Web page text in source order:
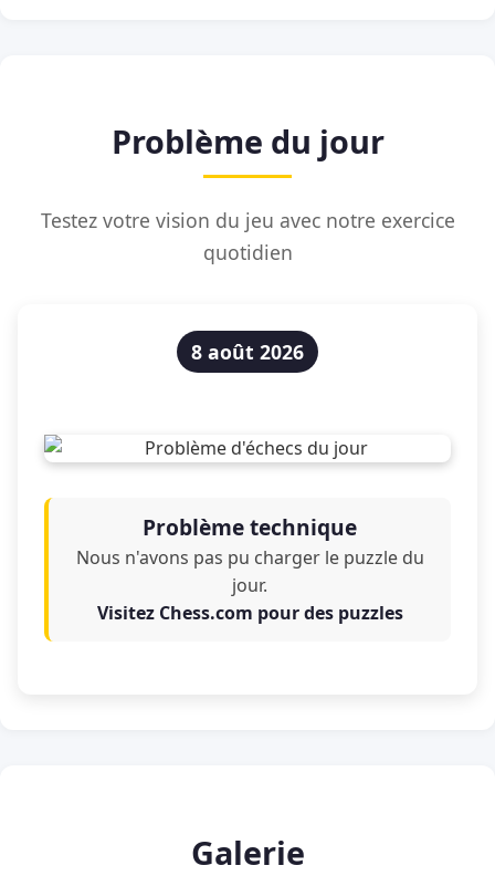
Problème du jour
Testez votre vision du jeu avec notre exercice
quotidien
8 août 2026
Problème technique
Nous n'avons pas pu charger le puzzle du
jour.
Visitez Chess.com pour des puzzles
Galerie